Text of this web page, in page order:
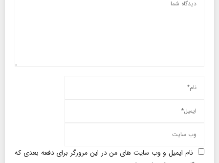
نام ایمیل و وب سایت های من در این مرورگر برای دفعه بعدی که